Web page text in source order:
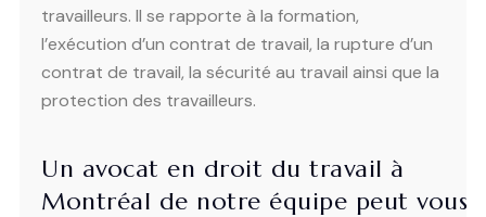
travailleurs. Il se rapporte à la formation,
l’exécution d’un contrat de travail, la rupture d’un
contrat de travail, la sécurité au travail ainsi que la
protection des travailleurs.
Un avocat en droit du travail à
Montréal de notre équipe peut vous